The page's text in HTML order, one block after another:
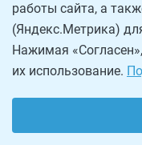
работы сайта, а
(Яндекс.Метрика)
Нажимая
их использование.